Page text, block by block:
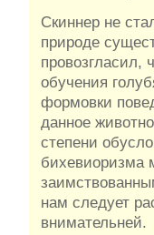
Скиннер не
природе
провозгласил,
обучения
формовки
данное
степени
бихевиоризма
нам следует
внимательней.